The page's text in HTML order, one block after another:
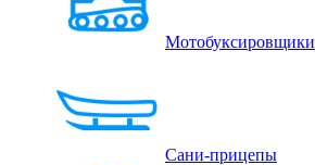
Мотобуксировщики
Сани-прицепы